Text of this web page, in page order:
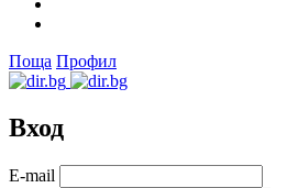
Поща Профил
Вход
Е-mail